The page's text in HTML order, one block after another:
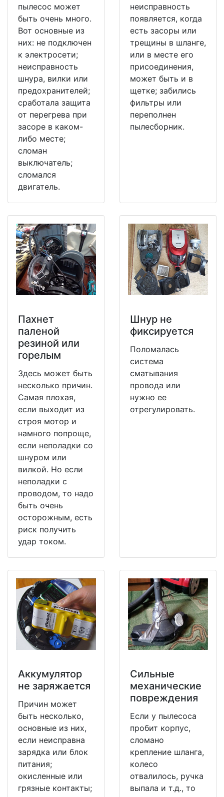
пылесос может
быть очень много.
Вот основные из
них: не подключен
к электросети;
неисправность
шнура, вилки или
предохранителей;
сработала защита
от перегрева при
засоре в каком-
либо месте;
сломан
выключатель;
сломался
двигатель.
неисправность
появляется, когда
есть засоры или
трещины в шланге,
или в месте его
присоединения,
может быть и в
щетке; забились
фильтры или
переполнен
пылесборник.
Пахнет
паленой
резиной или
горелым
Здесь может быть
несколько причин.
Самая плохая,
если выходит из
строя мотор и
намного попроще,
если неполадки со
шнуром или
вилкой. Но если
неполадки с
проводом, то надо
быть очень
осторожным, есть
риск получить
удар током.
Шнур не
фиксируется
Поломалась
система
сматывания
провода или
нужно ее
отрегулировать.
Аккумулятор
не заряжается
Причин может
быть несколько,
основные из них,
если неисправна
зарядка или блок
питания;
окисленные или
грязные контакты;
Сильные
механические
повреждения
Если у пылесоса
пробит корпус,
сломано
крепление шланга,
колесо
отвалилось, ручка
выпала и т.д., то